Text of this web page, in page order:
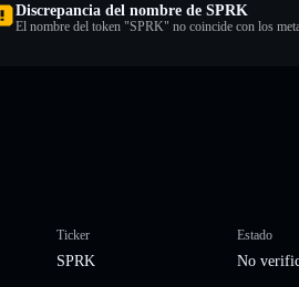
Discrepancia del nombre de SPRK
El nombre del token "SPRK" no coincide con los
Ticker
SPRK
Estado
No